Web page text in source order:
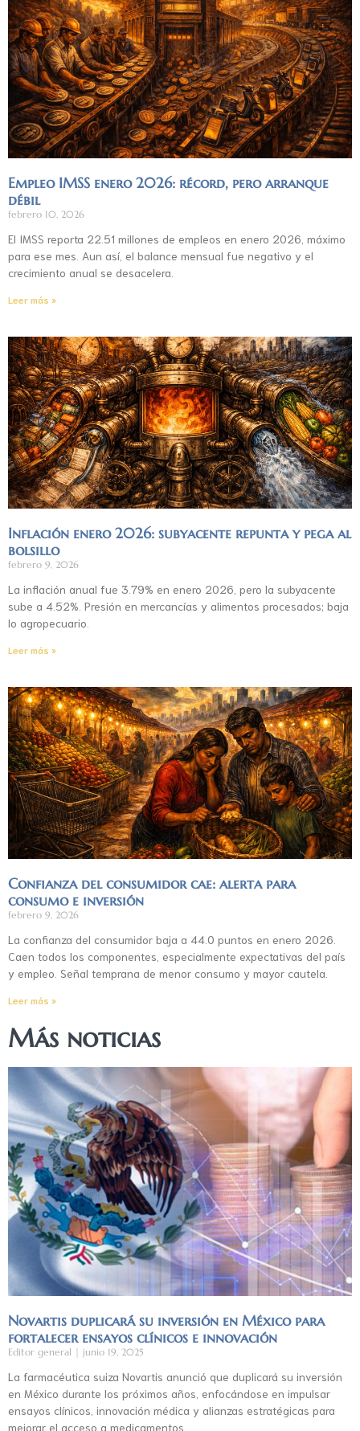
Empleo IMSS enero 2026: récord, pero arranque
débil
febrero 10, 2026
El IMSS reporta 22.51 millones de empleos en enero 2026, máximo
para ese mes. Aun así, el balance mensual fue negativo y el
crecimiento anual se desacelera.
Leer más »
Inflación enero 2026: subyacente repunta y pega al
bolsillo
febrero 9, 2026
La inflación anual fue 3.79% en enero 2026, pero la subyacente
sube a 4.52%. Presión en mercancías y alimentos procesados; baja
lo agropecuario.
Leer más »
Confianza del consumidor cae: alerta para
consumo e inversión
febrero 9, 2026
La confianza del consumidor baja a 44.0 puntos en enero 2026.
Caen todos los componentes, especialmente expectativas del país
y empleo. Señal temprana de menor consumo y mayor cautela.
Leer más »
Más noticias
Novartis duplicará su inversión en México para
fortalecer ensayos clínicos e innovación
Editor general junio 19, 2025
La farmacéutica suiza Novartis anunció que duplicará su inversión
en México durante los próximos años, enfocándose en impulsar
ensayos clínicos, innovación médica y alianzas estratégicas para
mejorar el acceso a medicamentos.